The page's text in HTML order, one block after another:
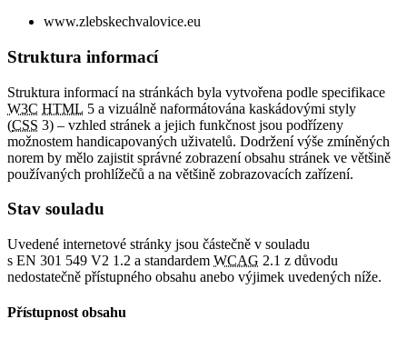
www.zlebskechvalovice.eu
Struktura informací
Struktura informací na stránkách byla vytvořena podle specifikace
W3C HTML 5 a vizuálně naformátována kaskádovými styly
(CSS 3) – vzhled stránek a jejich funkčnost jsou podřízeny
možnostem handicapovaných uživatelů. Dodržení výše zmíněných
norem by mělo zajistit správné zobrazení obsahu stránek ve většině
používaných prohlížečů a na většině zobrazovacích zařízení.
Stav souladu
Uvedené internetové stránky jsou částečně v souladu
s EN 301 549 V2 1.2 a standardem WCAG 2.1 z důvodu
nedostatečně přístupného obsahu anebo výjimek uvedených níže.
Přístupnost obsahu